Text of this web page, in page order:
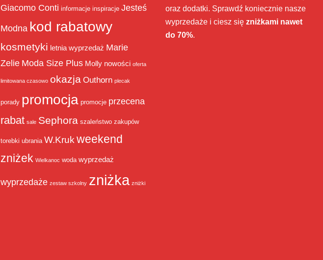
Giacomo Conti informacje inspiracje Jesteś
Modna kod rabatowy
kosmetyki letnia wyprzedaż Marie
Zelie Moda Size Plus Molly nowości oferta
limitowana czasowo okazja Outhorn plecak
porady promocja promocje przecena
rabat sale Sephora szaleństwo zakupów
torebki ubrania W.Kruk weekend
zniżek Wielkanoc woda wyprzedaż
wyprzedaże zestaw szkolny zniżka zniżki
oraz dodatki. Sprawdź koniecznie nasze
wyprzedaże i ciesz się zniżkami nawet
do 70%.